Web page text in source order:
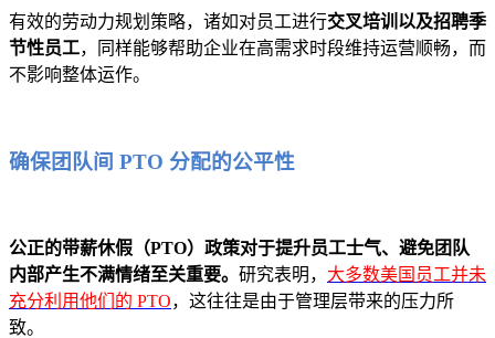
有效的劳动力规划策略，诸如对员工进行交叉培训以及招聘季
节性员工，同样能够帮助企业在高需求时段维持运营顺畅，而
不影响整体运作。
确保团队间 PTO 分配的公平性
公正的带薪休假（PTO）政策对于提升员工士气、避免团队
内部产生不满情绪至关重要。 研究表明， 大多数美国员工并未
充分利用他们的 PTO，这往往是由于管理层带来的压力所
致。